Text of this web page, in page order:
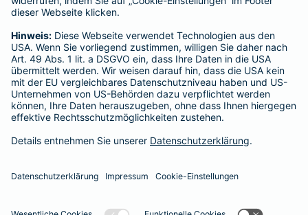
Für private Krankenversicherungen:
Ombudsmann für private Kranken- / Pflege-Versicherungen,
Postfach 060222, 10052 Berlin
Impressum
Barmenia Versicherung - Ursula Martschinke
Georgstr. 14
Tel. 05250 932070